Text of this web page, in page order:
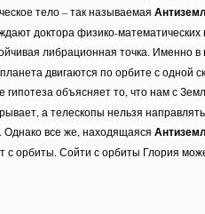
тело – так называемая
доктора физико-
либрационная точка. Именно
двигаются по орбите с одной
гипотеза объясняет то, что нам с
а телескопы нельзя
Однако все же, находящаяся
с орбиты. Сойти с орбиты Глория